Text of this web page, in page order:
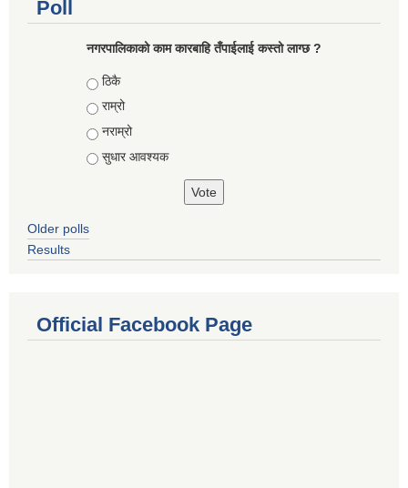
Poll
नगरपालिकाको काम कारबाहि तँपाईलाई कस्तो लाग्छ ?
Choices
ठिकै
राम्रो
नराम्रो
सुधार आवश्यक
Older polls
Results
Official Facebook Page